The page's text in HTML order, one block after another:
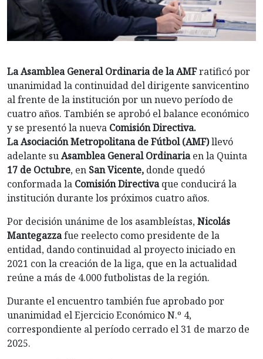
La Asamblea General Ordinaria de la AMFratificó por
unanimidad la continuidad del dirigente sanvicentino
al frente de la institución por un nuevo período de
cuatro años. También se aprobó el balance económico
y se presentó la nueva Comisión Directiva.
La Asociación Metropolitana de Fútbol (AMF)llevó
adelante suAsamblea General Ordinariaen la Quinta
17 de Octubre, en San Vicente, donde quedó
conformada la Comisión Directivaque conducirá la
institución durante los próximos cuatro años.
Por decisión unánime de los asambleístas,Nicolás
Mantegazzafue reelecto como presidente de la
entidad, dando continuidad al proyecto iniciado en
2021 con la creación de la liga, que en la actualidad
reúne a más de 4.000 futbolistas de la región.
Durante el encuentro también fue aprobado por
unanimidad el Ejercicio Económico N.º 4,
correspondiente al período cerrado el 31 de marzo de
2025.